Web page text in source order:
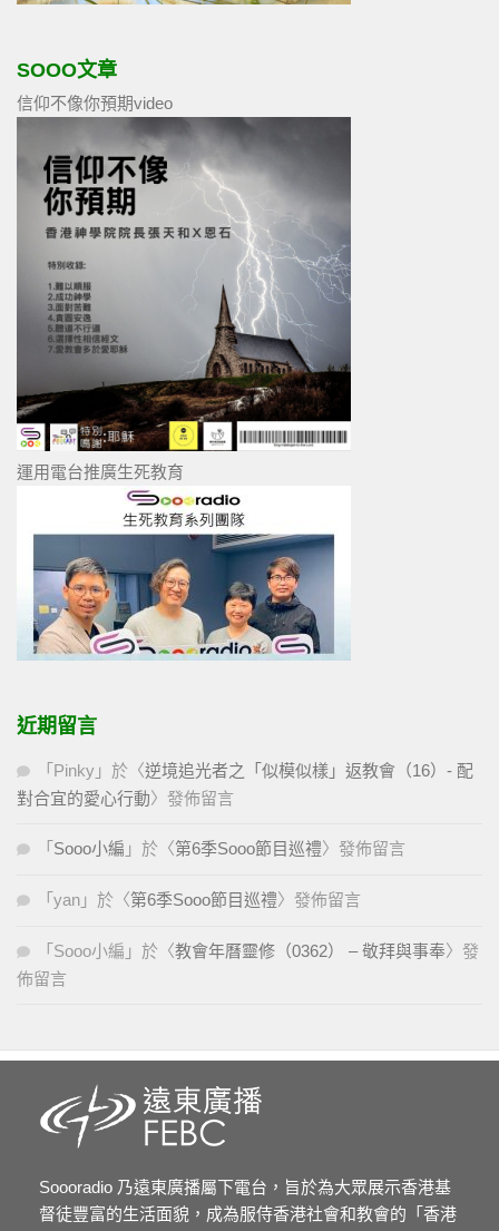
SOOO文章
信仰不像你預期video
運用電台推廣生死教育
近期留言
「 Pinky 」於〈逆境追光者之「似模似樣」返教會（16）- 配
對合宜的愛心行動〉發佈留言
「 Sooo小編 」於〈第6季Sooo節目巡禮〉發佈留言
「 yan 」於〈第6季Sooo節目巡禮〉發佈留言
「 Sooo小編 」於〈教會年曆靈修（0362） – 敬拜與事奉〉發
佈留言
Soooradio 乃遠東廣播屬下電台，旨於為大眾展示香港基
督徒豐富的生活面貌，成為服侍香港社會和教會的「香港